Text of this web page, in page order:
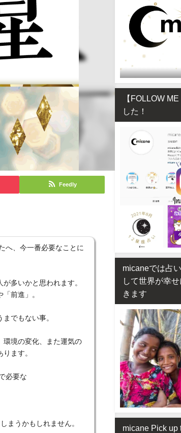
Feedly
へ、今一番必要なことに
多いかと思われます。
前進」。
でもない事。
環境の変化、また運気の
ます。
必要な
まうかもしれません。
【FOLLOW
した！
micaneでは占
して世界が幸
きます
micane Pick up